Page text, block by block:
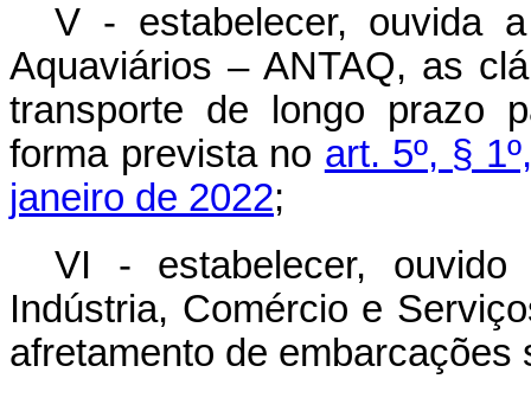
V - estabelecer, ouvida
Aquaviários – ANTAQ, as
transporte de longo prazo
forma prevista no art. 5º, §
janeiro de 2022;
VI - estabelecer, ouvido
Indústria, Comércio e
afretamento de embarcações